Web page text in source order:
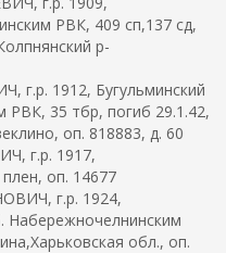
РВК, 409 сп,137 сд,
р-
1912, Бугульминский
РВК, 35 тбр, погиб 29.1.42,
оп. 818883, д. 60
г.р. 1917,
оп. 14677
г.р. 1924,
Набережночелнинским
обл., оп.